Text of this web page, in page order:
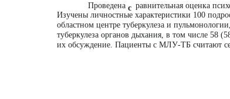
Проведена с равнительная оценка
Изучены личностные характеристики 100
областном центре туберкулеза и
туберкулеза органов дыхания, в том числе 58
их обсуждение. Пациенты с МЛУ-ТБ считают